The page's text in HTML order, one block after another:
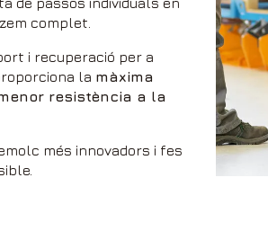
complet.
i recuperació per a
la màxima
resistència a la
més innovadors i fes